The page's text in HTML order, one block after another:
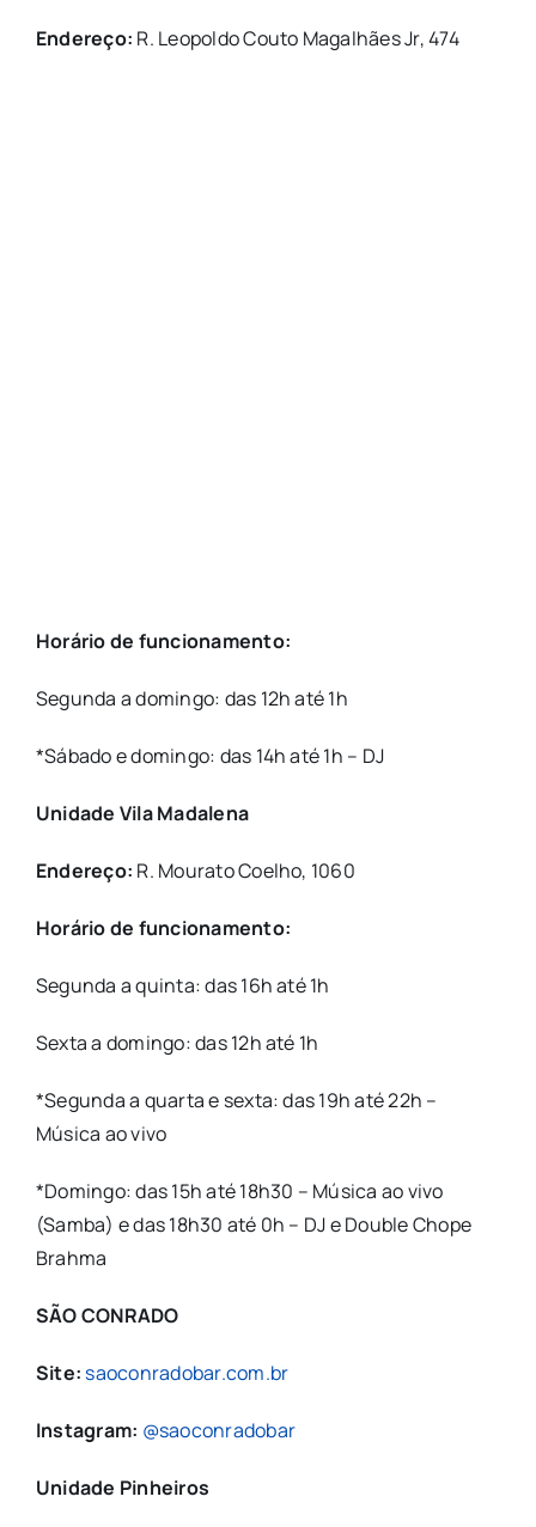
Endereço: R. Leopoldo Couto Magalhães Jr, 474
Horário de funcionamento:
Segunda a domingo: das 12h até 1h
*Sábado e domingo: das 14h até 1h – DJ
Unidade Vila Madalena
Endereço: R. Mourato Coelho, 1060
Horário de funcionamento:
Segunda a quinta: das 16h até 1h
Sexta a domingo: das 12h até 1h
*Segunda a quarta e sexta: das 19h até 22h –
Música ao vivo
*Domingo: das 15h até 18h30 – Música ao vivo
(Samba) e das 18h30 até 0h – DJ e Double Chope
Brahma
SÃO CONRADO
Site: saoconradobar.com.br
Instagram: @saoconradobar
Unidade Pinheiros